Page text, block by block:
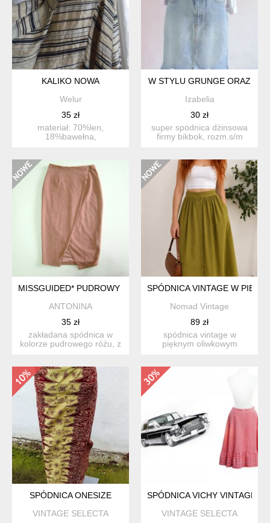
KALIKO NOWA
Welur
35 zł
materiał: 70%len,
18%bawełna,
W STYLU GRUNGE ORAZ
Izabelia
30 zł
super spódnica dżinsowa
firmy bikbok, rozm.s/m
MISSGUIDED* PUDROWY RÓŻ XS/S
ANTONINA
35 zł
zakładana spódnica w
kolorze pudrowego różu, z
SPÓDNICA VINTAGE W
Nomad Vintage
89 zł
spódnica vintage w
pięknym oliwkowym
SPÓDNICA ONESIZE
VINTAGE SELECTA
SPÓDNICA VICHY VINTAGE
VINTAGE SELECTA